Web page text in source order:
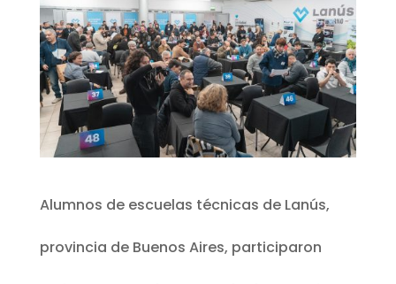
Alumnos de escuelas técnicas de Lanús,
provincia de Buenos Aires, participaron